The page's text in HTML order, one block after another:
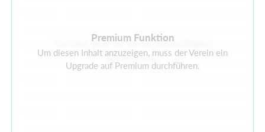
Premium Funktion
Um diesen Inhalt anzuzeigen, muss der Verein ein
Upgrade auf Premium durchführen.
Derzeit gibt es keine zukünftigen
Aktivitäten